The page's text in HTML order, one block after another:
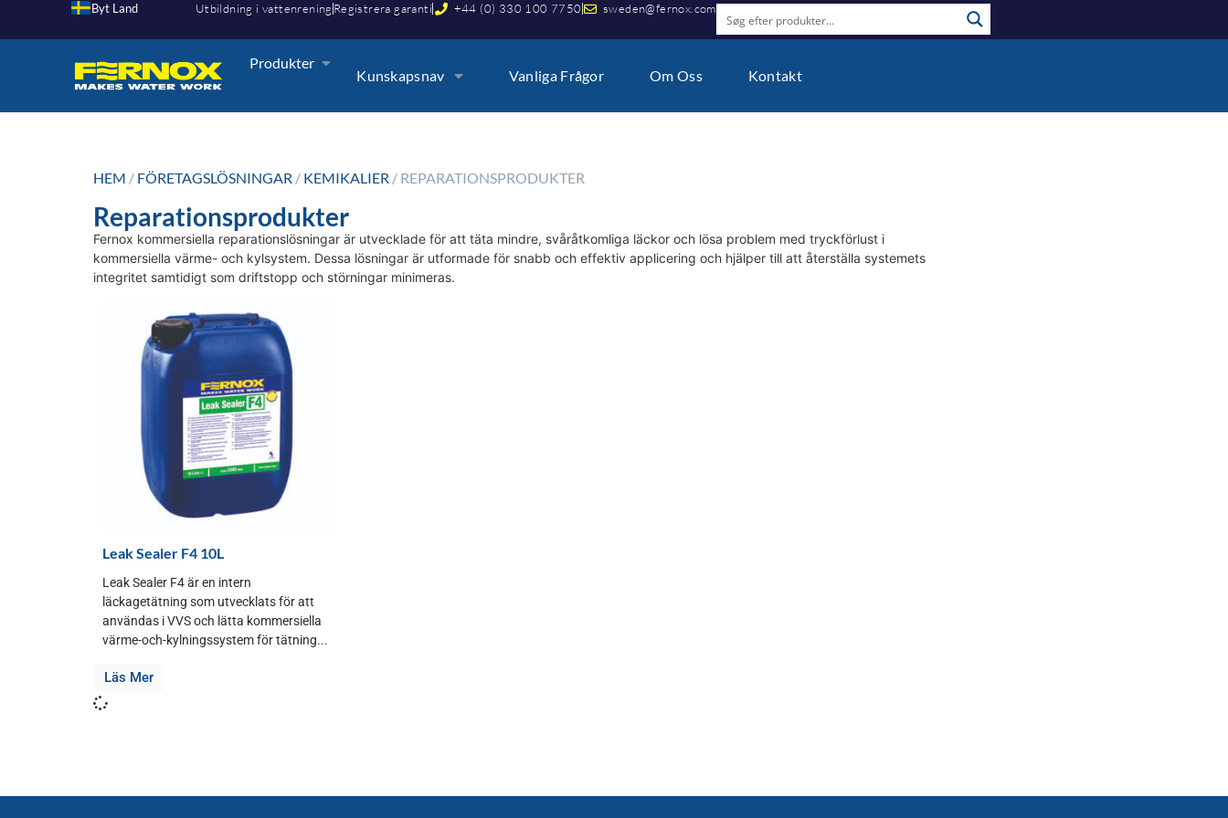
Byt Land Utbildning i vattenrening Registrera garanti +44 (0) 330 100 7750 sweden@fernox.com
Produkter
Kunskapsnav Vanliga Frågor Om Oss Kontakt
HEM / FÖRETAGSLÖSNINGAR / KEMIKALIER / REPARATIONSPRODUKTER
Reparationsprodukter
Fernox kommersiella reparationslösningar är utvecklade för att täta mindre, svåråtkomliga läckor och lösa problem med tryckförlust i
kommersiella värme- och kylsystem. Dessa lösningar är utformade för snabb och effektiv applicering och hjälper till att återställa systemets
integritet samtidigt som driftstopp och störningar minimeras.
Leak Sealer F4 10L
Leak Sealer F4 är en intern
läckagetätning som utvecklats för att
användas i VVS och lätta kommersiella
värme-och-kylningssystem för tätning...
Läs Mer